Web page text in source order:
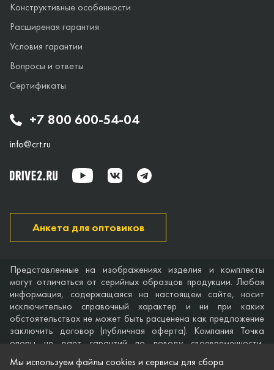
+7 800 600-54-04
info@crt.ru
Конструктивные особенности
Расширеная гарантия
Условия гарантии
Вопросы и ответы
Сертификаты
Анкета для оптовиков
Представленные на изображениях изделия и комплекты
могут отличаться от серийных образцов продукции. Любая
информация, содержащаяся на настоящем сайте, носит
исключительно справочный характер и ни при каких
обстоятельствах не может быть расценена как предложение
заключить договор (публичная оферта). Компания Точка
опоры не дает гарантий по поводу своевременности,
точности и полноты информации на веб-сайте, а также по
поводу беспрепятственного доступа к нему в любое время.
Мы используем файлы cookies и сервисы для сбора